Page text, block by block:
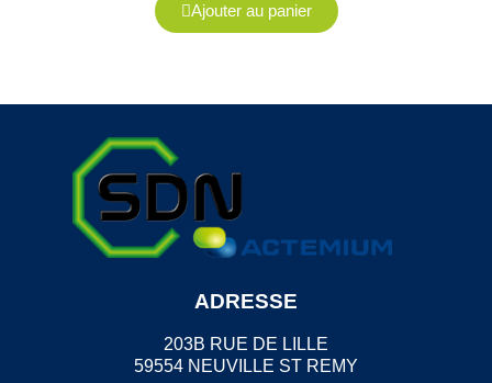
Ajouter au panier
ADRESSE
203B RUE DE LILLE
59554 NEUVILLE ST REMY